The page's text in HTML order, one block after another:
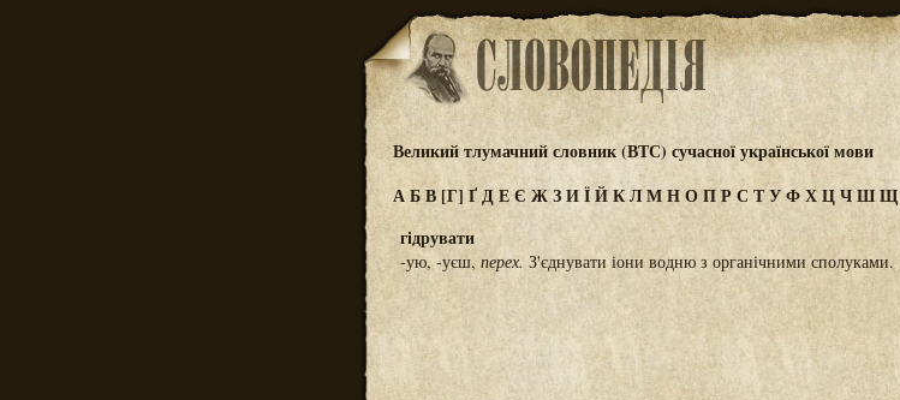
Великий тлумачний словник (ВТС) сучасної української мови
АБВ[Г] ҐДЕЄ ЖЗИЇЙКЛМНОПРС ТУФХЦЧШЩ
гідрувати
-ую, -уєш, перех. З'єднувати іони водню з органічними сполуками.